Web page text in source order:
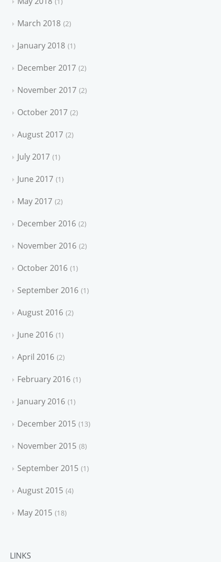
March 2018 2
January 2018 1
December 2017 2
November 2017 2
October 2017 2
August 2017 2
July 2017 1
June 2017 1
May 2017 2
December 2016 2
November 2016 2
October 2016 1
September 2016 1
August 2016 2
June 2016 1
April 2016 2
February 2016 1
January 2016 1
December 2015 13
November 2015 8
September 2015 1
August 2015 4
May 2015 18
LINKS